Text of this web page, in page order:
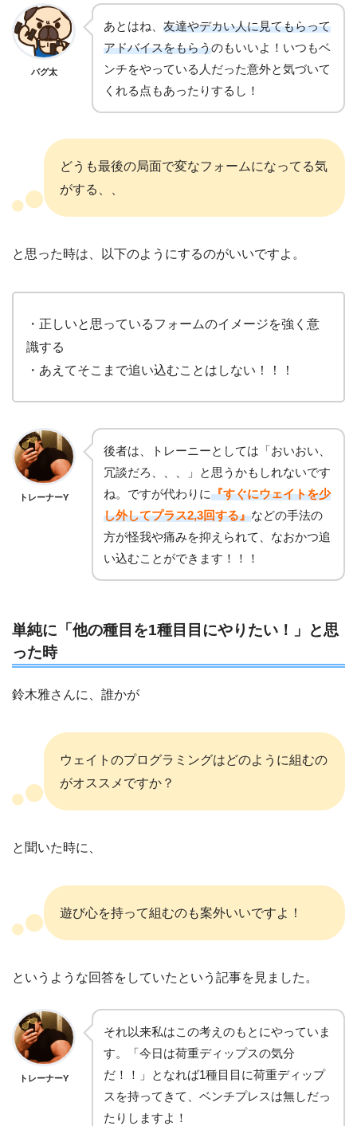
パグ太
あとはね、 友達やデカい人に見てもらって
アドバイスをもらうのもいいよ！いつもベ
ンチをやっている人だった意外と気づいて
くれる点もあったりするし！
どうも最後の局面で変なフォームになってる気
がする、、
と思った時は、以下のようにするのがいいですよ。
・正しいと思っているフォームのイメージを強く意
識する
・あえてそこまで追い込むことはしない！！！
トレーナーY
後者は、トレーニーとしては「おいおい、
冗談だろ、、、」と思うかもしれないです
ね。ですが代わりに『すぐにウェイトを少
し外してプラス2,3回する』などの手法の
方が怪我や痛みを抑えられて、なおかつ追
い込むことができます！！！
単純に「他の種目を1種目目にやりたい！」と思
った時
鈴木雅さんに、誰かが
ウェイトのプログラミングはどのように組むの
がオススメですか？
と聞いた時に、
遊び心を持って組むのも案外いいですよ！
というような回答をしていたという記事を見ました。
トレーナーY
それ以来私はこの考えのもとにやっていま
す。「今日は荷重ディップスの気分
だ！！」となれば1種目目に荷重ディップ
スを持ってきて、ベンチプレスは無しだっ
たりしますよ！